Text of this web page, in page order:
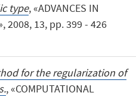
type, «ADVANCES IN
2008, 13, pp. 399 - 426
for the regularization of
, «COMPUTATIONAL